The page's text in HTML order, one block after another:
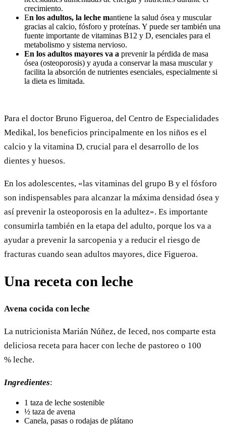
crecimiento.
En los adultos, la leche mantiene la salud ósea y muscular
gracias al calcio, fósforo y proteínas. Y puede ser también una
fuente importante de vitaminas B12 y D, esenciales para el
metabolismo y sistema nervioso.
En los adultos mayores va a prevenir la pérdida de masa
ósea (osteoporosis) y ayuda a conservar la masa muscular y
facilita la absorción de nutrientes esenciales, especialmente si
la dieta es limitada.
Para el doctor Bruno Figueroa, del Centro de Especialidades
Medikal, los beneficios principalmente en los niños es el
calcio y la vitamina D, crucial para el desarrollo de los
dientes y huesos.
En los adolescentes, «las vitaminas del grupo B y el fósforo
son indispensables para alcanzar la máxima densidad ósea y
así prevenir la osteoporosis en la adultez». Es importante
consumirla también en la etapa del adulto, porque los va a
ayudar a prevenir la sarcopenia y a reducir el riesgo de
fracturas cuando sean adultos mayores, dice Figueroa.
Una receta con leche
Avena cocida con leche
La nutricionista Marián Núñez, de Ieced, nos comparte esta
deliciosa receta para hacer con leche de pastoreo o 100
% leche.
Ingredientes:
1 taza de leche sostenible
½ taza de avena
Canela, pasas o rodajas de plátano